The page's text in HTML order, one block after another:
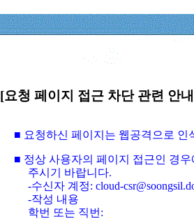
[요청 페이지 접근 차단 관련 안
■ 요청하신 페이지는 웹공격으로 인
■ 정상 사용자의 페이지 접근인 경
주시기 바랍니다.
-수신자 계정: cloud-
-작성 내용
학번 또는 직번: